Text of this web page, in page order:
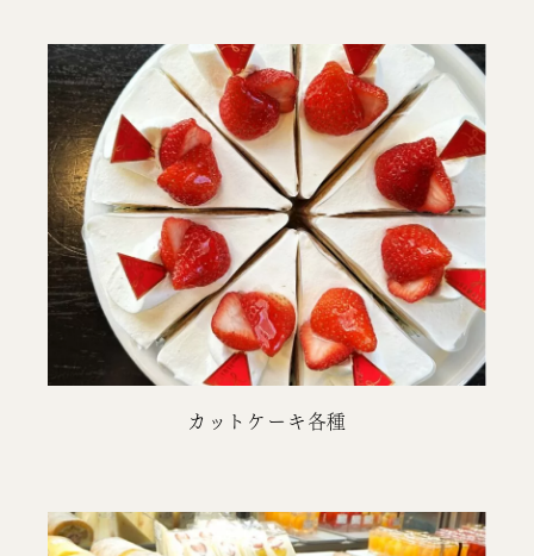
カットケーキ各種